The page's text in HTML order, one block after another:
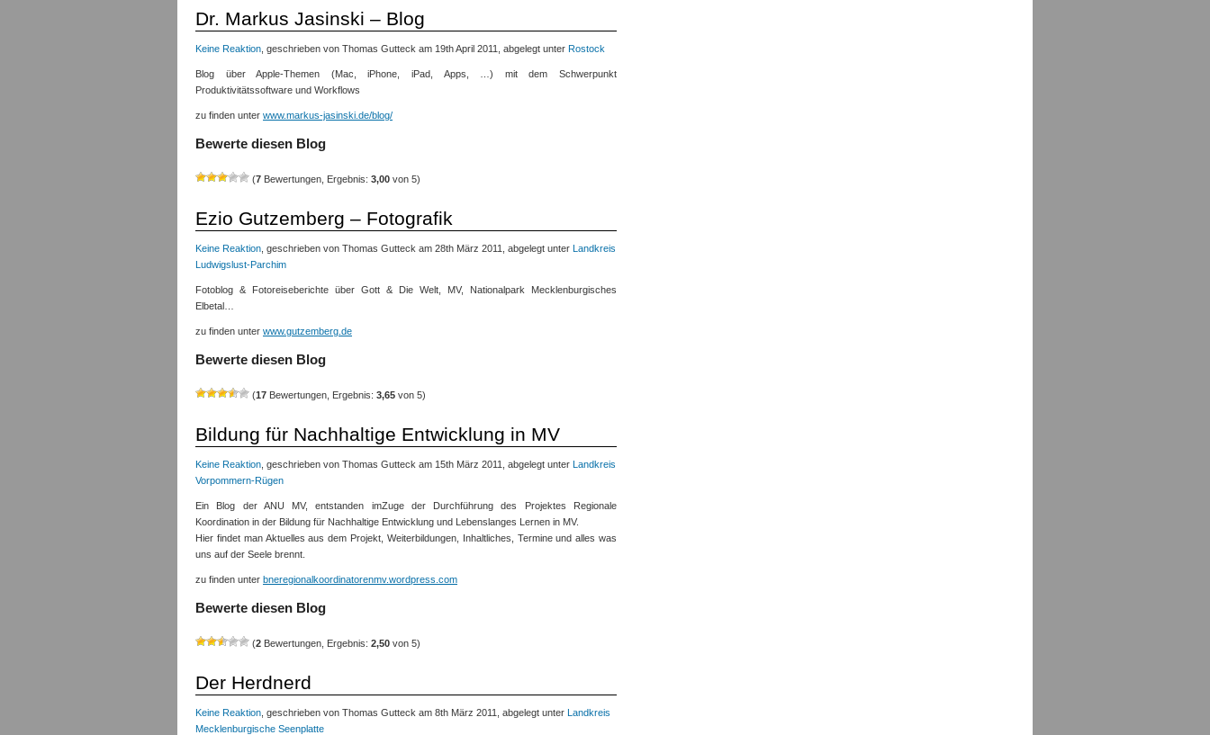
Dr. Markus Jasinski – Blog
Keine Reaktion , geschrieben von Thomas Gutteck am 19th April 2011, abgelegt unter Rostock
Blog über Apple-Themen (Mac, iPhone, iPad, Apps, …) mit dem Schwerpunkt
Produktivitätssoftware und Workflows
zu finden unter www.markus-jasinski.de/blog/
Bewerte diesen Blog
(7 Bewertungen, Ergebnis: 3,00 von 5)
Ezio Gutzemberg – Fotografik
Keine Reaktion , geschrieben von Thomas Gutteck am 28th März 2011, abgelegt unter Landkreis
Ludwigslust-Parchim
Fotoblog & Fotoreiseberichte über Gott & Die Welt, MV, Nationalpark Mecklenburgisches
Elbetal…
zu finden unter www.gutzemberg.de
Bewerte diesen Blog
(17 Bewertungen, Ergebnis: 3,65 von 5)
Bildung für Nachhaltige Entwicklung in MV
Keine Reaktion , geschrieben von Thomas Gutteck am 15th März 2011, abgelegt unter Landkreis
Vorpommern-Rügen
Ein Blog der ANU MV, entstanden imZuge der Durchführung des Projektes Regionale
Koordination in der Bildung für Nachhaltige Entwicklung und Lebenslanges Lernen in MV.
Hier findet man Aktuelles aus dem Projekt, Weiterbildungen, Inhaltliches, Termine und alles was
uns auf der Seele brennt.
zu finden unter bneregionalkoordinatorenmv.wordpress.com
Bewerte diesen Blog
(2 Bewertungen, Ergebnis: 2,50 von 5)
Der Herdnerd
Keine Reaktion , geschrieben von Thomas Gutteck am 8th März 2011, abgelegt unter Landkreis
Mecklenburgische Seenplatte